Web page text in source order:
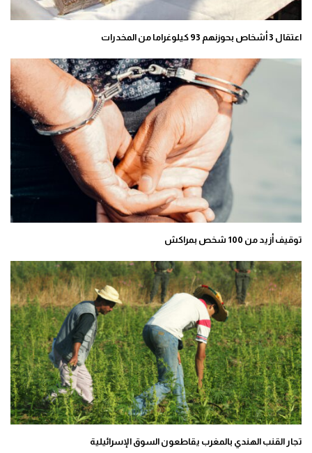
اعتقال 3 أشخاص بحوزنهم 93 كيلوغراما من المخدرات
توقيف أزيد من 100 شخص بمراكش
تجار القنب الهندي بالمغرب يقاطعون السوق الإسرائيلية